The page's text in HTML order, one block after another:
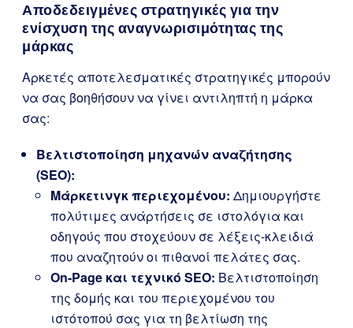
Αποδεδειγμένες στρατηγικές για την
ενίσχυση της αναγνωρισιμότητας της
μάρκας
Αρκετές αποτελεσματικές στρατηγικές μπορούν
να σας βοηθήσουν να γίνει αντιληπτή η μάρκα
σας:
Βελτιστοποίηση μηχανών αναζήτησης
(SEO):
Μάρκετινγκ περιεχομένου: Δημιουργήστε
πολύτιμες ανάρτήσεις σε ιστολόγια και
οδηγούς που στοχεύουν σε λέξεις-κλειδιά
που αναζητούν οι πιθανοί πελάτες σας.
On-Page και τεχνικό SEO: Βελτιστοποίηση
της δομής και του περιεχομένου του
ιστότοπού σας για τη βελτίωση της